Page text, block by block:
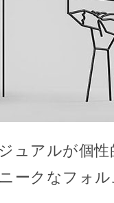
ュアルが個性
ークなフォ